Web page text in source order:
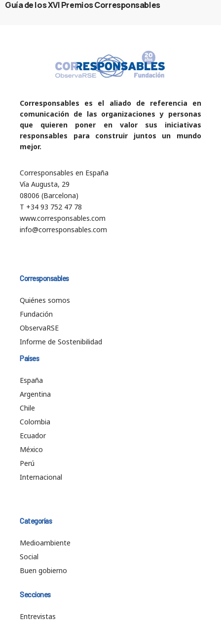
Guía de los XVI Premios Corresponsables
Corresponsables es el aliado de referencia en
comunicación de las organizaciones y personas
que quieren poner en valor sus iniciativas
responsables para construir juntos un mundo
mejor.
Corresponsables en España
Vía Augusta, 29
08006 (Barcelona)
T +34 93 752 47 78
www.corresponsables.com
info@corresponsables.com
Corresponsables
Quiénes somos
Fundación
ObservaRSE
Informe de Sostenibilidad
Países
España
Argentina
Chile
Colombia
Ecuador
México
Perú
Internacional
Categorías
Medioambiente
Social
Buen gobierno
Secciones
Entrevistas